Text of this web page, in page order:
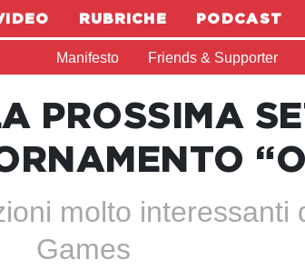
RUBRICHE PODCAST
Manifesto Friends & Supporter
PROSSIMA
molto interessanti
Games